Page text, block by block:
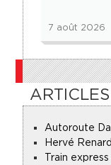
7 août 2026
Autoroute
Hervé
Train